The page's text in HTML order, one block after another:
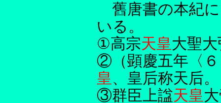
舊唐書の本紀
いる。
①高宗天皇大聖
②（顕慶五年〈６
皇 、皇后称天后。
③群臣上諡天皇